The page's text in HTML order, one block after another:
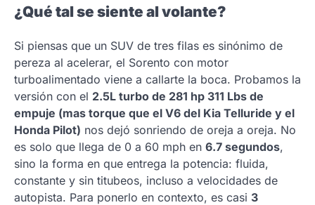
¿Qué tal se siente al volante?
Si piensas que un SUV de tres filas es sinónimo de
pereza al acelerar, el Sorento con motor
turboalimentado viene a callarte la boca. Probamos la
versión con el 2.5L turbo de 281 hp 311 Lbs de
empuje (mas torque que el V6 del Kia Telluride y el
Honda Pilot) nos dejó sonriendo de oreja a oreja. No
es solo que llega de 0 a 60 mph en 6.7 segundos,
sino la forma en que entrega la potencia: fluida,
constante y sin titubeos, incluso a velocidades de
autopista. Para ponerlo en contexto, es casi 3